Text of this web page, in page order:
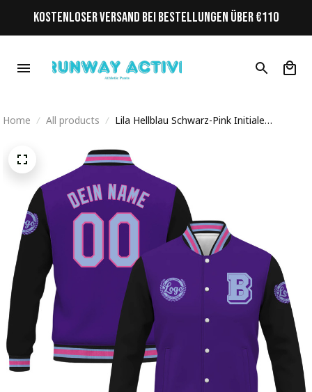
KOSTENLOSER VERSAND BEI BESTELLUNGEN ÜBER €110
Home All products
Lila Hellblau Schwarz-Pink Initiale